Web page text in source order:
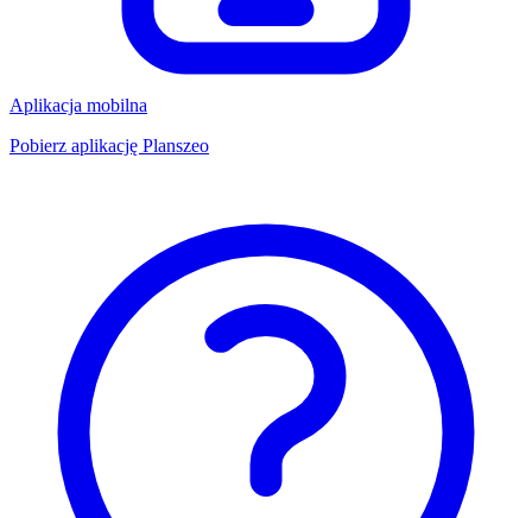
Aplikacja mobilna
Pobierz aplikację Planszeo